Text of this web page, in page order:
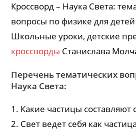
Кроссворд – Наука Света:
вопросы по физике для
Школьные уроки, детские
кроссворды Станислава
Перечень тематических
Наука Света:
1. Какие частицы составляют
2. Свет ведет себя как